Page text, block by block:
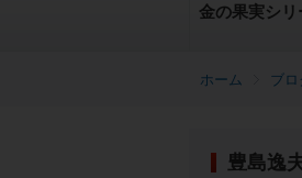
ブロ
豊島逸
金の果実シ
純金上
転換
豊島逸
ヒ